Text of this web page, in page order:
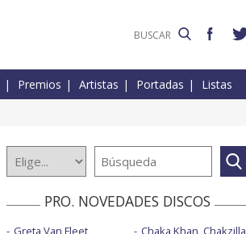
Premios Artistas Portadas Listas
PRO. NOVEDADES DISCOS
Greta Van Fleet,
Chaka Khan, Chakzilla